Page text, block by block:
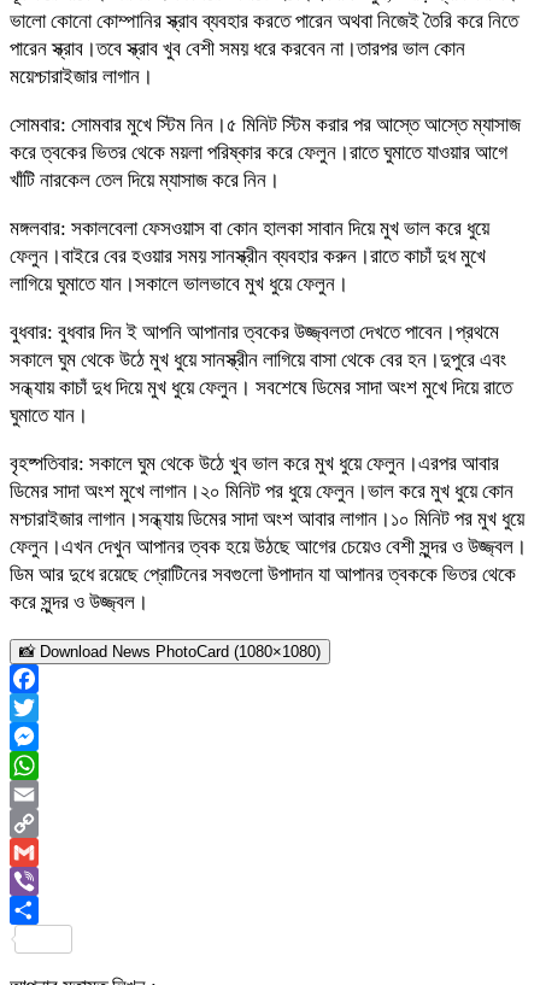
ভালো কোনো কোম্পানির স্ক্রাব ব্যবহার করতে পারেন অথবা নিজেই তৈরি করে নিতে
পারেন স্ক্রাব।তবে স্ক্রাব খুব বেশী সময় ধরে করবেন না।তারপর ভাল কোন
ময়েশ্চারাইজার লাগান।
সোমবার: সোমবার মুখে স্টিম নিন।৫ মিনিট স্টিম করার পর আস্তে আস্তে ম্যাসাজ
করে ত্বকের ভিতর থেকে ময়লা পরিষ্কার করে ফেলুন।রাতে ঘুমাতে যাওয়ার আগে
খাঁটি নারকেল তেল দিয়ে ম্যাসাজ করে নিন।
মঙ্গলবার: সকালবেলা ফেসওয়াস বা কোন হালকা সাবান দিয়ে মুখ ভাল করে ধুয়ে
ফেলুন।বাইরে বের হওয়ার সময় সানস্ক্রীন ব্যবহার করুন।রাতে কাচাঁ দুধ মুখে
লাগিয়ে ঘুমাতে যান।সকালে ভালভাবে মুখ ধুয়ে ফেলুন।
বুধবার: বুধবার দিন ই আপনি আপানার ত্বকের উজ্জ্বলতা দেখতে পাবেন।প্রথমে
সকালে ঘুম থেকে উঠে মুখ ধুয়ে সানস্ক্রীন লাগিয়ে বাসা থেকে বের হন।দুপুরে এবং
সন্ধ্যায় কাচাঁ দুধ দিয়ে মুখ ধুয়ে ফেলুন। সবশেষে ডিমের সাদা অংশ মুখে দিয়ে রাতে
ঘুমাতে যান।
বৃহষ্পতিবার: সকালে ঘুম থেকে উঠে খুব ভাল করে মুখ ধুয়ে ফেলুন।এরপর আবার
ডিমের সাদা অংশ মুখে লাগান।২০ মিনিট পর ধুয়ে ফেলুন।ভাল করে মুখ ধুয়ে কোন
মশ্চারাইজার লাগান।সন্ধ্যায় ডিমের সাদা অংশ আবার লাগান।১০ মিনিট পর মুখ ধুয়ে
ফেলুন।এখন দেখুন আপানর ত্বক হয়ে উঠছে আগের চেয়েও বেশী সুন্দর ও উজ্জ্বল।
ডিম আর দুধে রয়েছে প্রোটিনের সবগুলো উপাদান যা আপানর ত্বককে ভিতর থেকে
করে সুন্দর ও উজ্জ্বল।
📸 Download News PhotoCard (1080×1080)
Facebook
Twitter
Messenger
WhatsApp
Email
Copy
Link
Gmail
Viber